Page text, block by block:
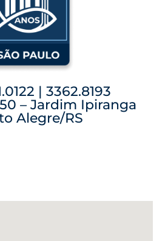
| 3362.8193
– Jardim Ipiranga
Alegre/RS